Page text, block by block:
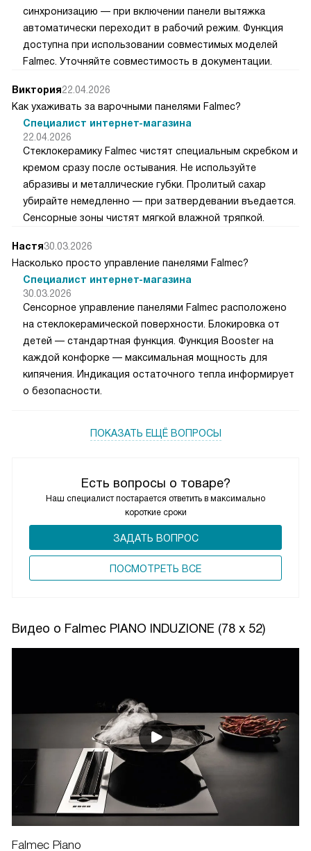
Есть вопросы о товаре?
Наш специалист постарается ответить в максимально
короткие сроки
ЗАДАТЬ ВОПРОС
ПОCМОТРЕТЬ ВСЕ
синхронизацию — при включении панели вытяжка
автоматически переходит в рабочий режим. Функция
доступна при использовании совместимых моделей
Falmec. Уточняйте совместимость в документации.
Виктория22.04.2026
Как ухаживать за варочными панелями Falmec?
Специалист интернет-магазина
22.04.2026
Стеклокерамику Falmec чистят специальным скребком и
кремом сразу после остывания. Не используйте
абразивы и металлические губки. Пролитый сахар
убирайте немедленно — при затвердевании въедается.
Сенсорные зоны чистят мягкой влажной тряпкой.
Настя30.03.2026
Насколько просто управление панелями Falmec?
Специалист интернет-магазина
30.03.2026
Сенсорное управление панелями Falmec расположено
на стеклокерамической поверхности. Блокировка от
детей — стандартная функция. Функция Booster на
каждой конфорке — максимальная мощность для
кипячения. Индикация остаточного тепла информирует
о безопасности.
ПОКАЗАТЬ ЕЩЁ ВОПРОСЫ
Видео о Falmec PIANO INDUZIONE (78 х 52)
Falmec Piano